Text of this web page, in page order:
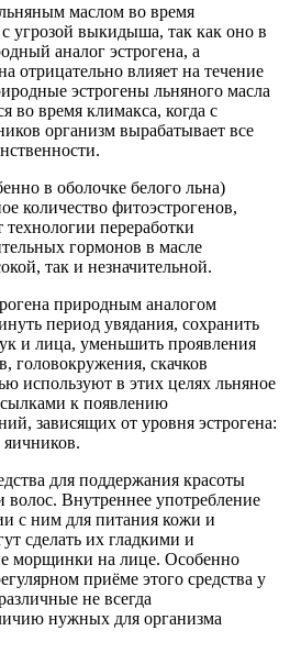
маслом во время
угрозой выкидыша, так как оно в
аналог эстрогена, а
отрицательно влияет на течение
эстрогены льняного масла
во время климакса, когда с
организм вырабатывает все
в оболочке белого льна)
количество фитоэстрогенов,
технологии переработки
гормонов в масле
так и незначительной.
природным аналогом
период увядания, сохранить
и лица, уменьшить проявления
головокружения, скачков
используют в этих целях льняное
к появлению
зависящих от уровня эстрогена:
для поддержания красоты
Внутреннее употребление
с ним для питания кожи и
сделать их гладкими и
морщинки на лице. Особенно
приёме этого средства у
не всегда
нужных для организма